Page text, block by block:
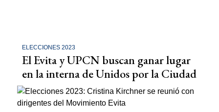
ELECCIONES 2023
El Evita y UPCN buscan ganar lugar
en la interna de Unidos por la Ciudad